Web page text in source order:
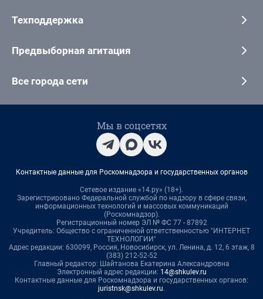
Техподдержка
Предвыборная агитация
Все города сети
Мы в соцсетях
Контактные данные для Роскомнадзора и государственных органов
Сетевое издание «14.ру» (18+).
Зарегистрировано Федеральной службой по надзору в сфере связи,
информационных технологий и массовых коммуникаций
(Роскомнадзор).
Регистрационный номер ЭЛ № ФС 77 - 87892
Учредитель: Общество с ограниченной ответственностью "ИНТЕРНЕТ
ТЕХНОЛОГИИ"
Адрес редакции: 630099, Россия, Новосибирск, ул. Ленина, д. 12, 6 этаж, 8
(383) 212-52-52
Главный редактор: Шайтанова Екатерина Александровна
Электронный адрес редакции: 14@shkulev.ru
Контактные данные для Роскомнадзора и государственных органов:
juristnsk@shkulev.ru.